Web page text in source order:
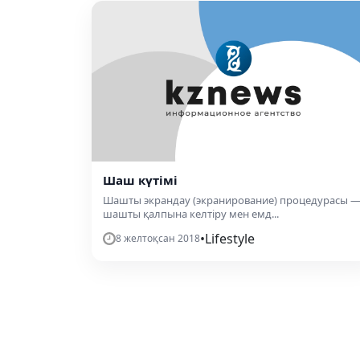
Шаш күтімі
Шашты экрандау (экранирование) процедурасы —
шашты қалпына келтіру мен емд...
8 желтоқсан 2018•Lifestyle